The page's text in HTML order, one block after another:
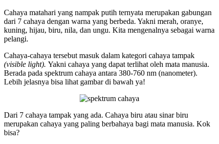
Cahaya matahari yang nampak putih ternyata merupakan gabungan
dari 7 cahaya dengan warna yang berbeda. Yakni merah, oranye,
kuning, hijau, biru, nila, dan ungu. Kita mengenalnya sebagai warna
pelangi.
Cahaya-cahaya tersebut masuk dalam kategori cahaya tampak
(visible light). Yakni cahaya yang dapat terlihat oleh mata manusia.
Berada pada spektrum cahaya antara 380-760 nm (nanometer).
Lebih jelasnya bisa lihat gambar di bawah ya!
Dari 7 cahaya tampak yang ada. Cahaya biru atau sinar biru
merupakan cahaya yang paling berbahaya bagi mata manusia. Kok
bisa?